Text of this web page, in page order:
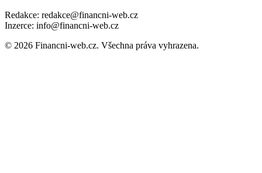
Redakce: redakce@financni-web.cz
Inzerce: info@financni-web.cz
© 2026 Financni-web.cz. Všechna práva vyhrazena.